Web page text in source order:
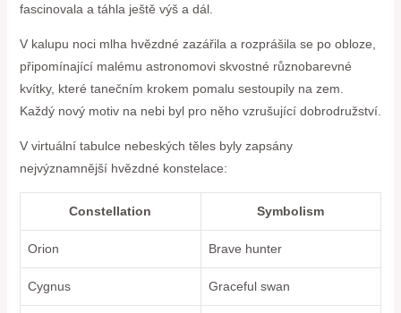
fascinovala a táhla ještě výš a dál.
V kalupu noci mlha hvězdné zazářila a rozprášila se po obloze,
připomínající malému astronomovi skvostné různobarevné
kvítky, které tanečním krokem pomalu sestoupily na zem.
Každý nový motiv na nebi byl pro něho vzrušující dobrodružství.
V virtuální tabulce nebeských těles byly zapsány
nejvýznamnější hvězdné konstelace:
Constellation Symbolism
Orion Brave hunter
Cygnus Graceful swan